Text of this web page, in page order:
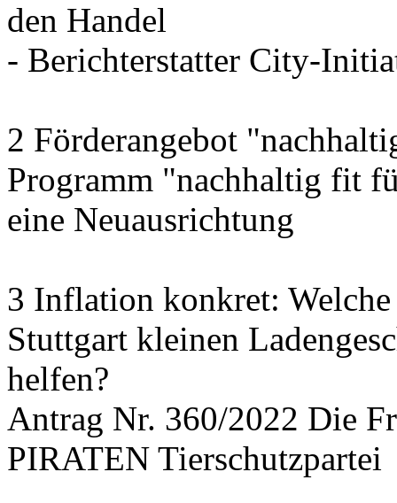
den Handel
- Berichterstatter City-
2 Förderangebot
Programm "nachhaltig fit
eine Neuausrichtung
3 Inflation konkret:
Stuttgart kleinen
helfen?
Antrag Nr. 360/2022 Die
PIRATEN Tierschutzpartei